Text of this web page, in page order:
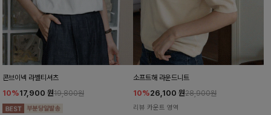
콘브이넥 라벨티셔츠
10%17,900 원19,800원
소프트해 라운드니트
10%26,100 원28,900원
리뷰 카운트 영역